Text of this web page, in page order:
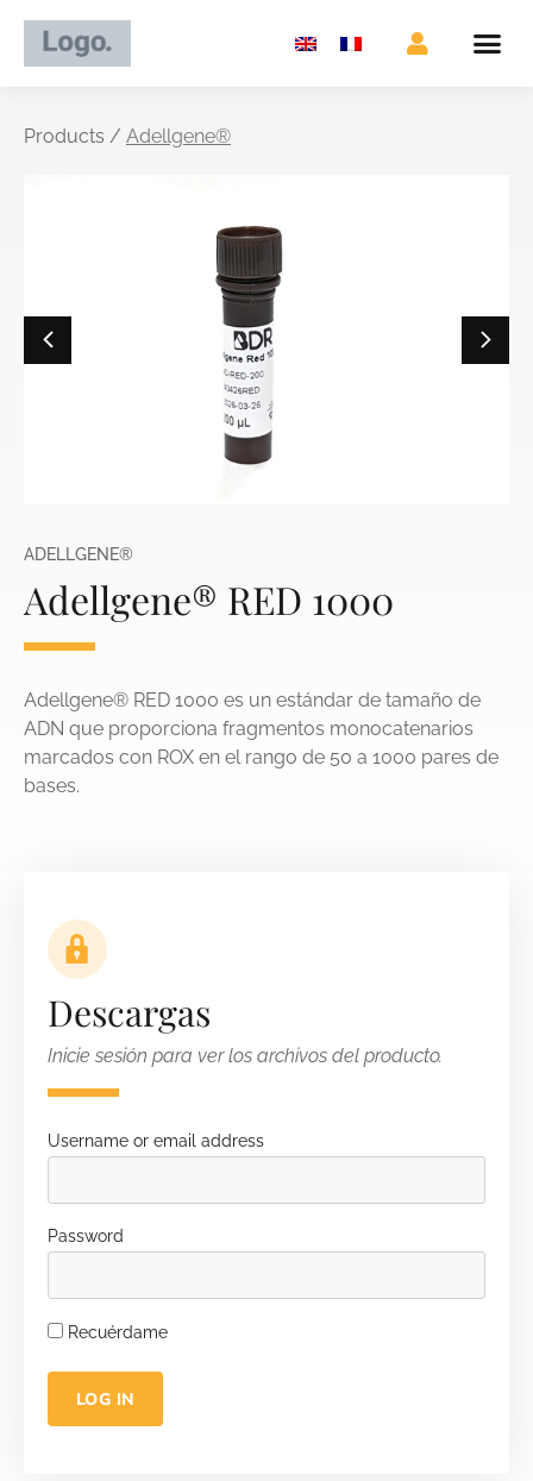
Products / Adellgene®
ADELLGENE®
Adellgene® RED 1000
Adellgene® RED 1000 es un estándar de tamaño de
ADN que proporciona fragmentos monocatenarios
marcados con ROX en el rango de 50 a 1000 pares de
bases.
Descargas
Inicie sesión para ver los archivos del producto.
Username or email address
Password
Recuérdame
LOG IN